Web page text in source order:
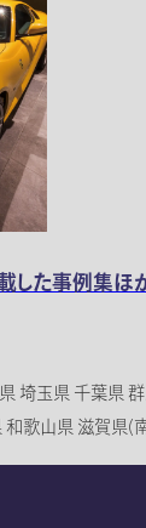
た事例集ほ
県 埼玉県 千葉県
歌山県 滋賀県(